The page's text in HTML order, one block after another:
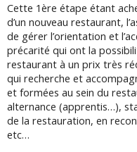
Cette 1ère étape étant
d’un nouveau restaurant,
de gérer l’orientation et
précarité qui ont la
restaurant à un prix très
qui recherche et
et formées au sein du
alternance (apprentis…),
de la restauration, en
etc…